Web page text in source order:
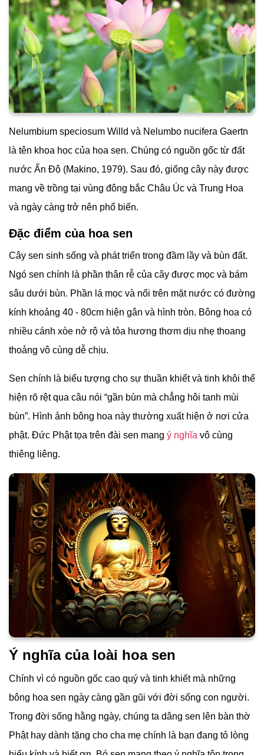
Nelumbium speciosum Willd và Nelumbo nucifera Gaertn
là tên khoa học của hoa sen. Chúng có nguồn gốc từ đất
nước Ấn Độ (Makino, 1979). Sau đó, giống cây này được
mang về trồng tại vùng đông bắc Châu Úc và Trung Hoa
và ngày càng trở nên phổ biến.
Đặc điểm của hoa sen
Cây sen sinh sống và phát triển trong đầm lầy và bùn đất.
Ngó sen chính là phần thân rễ của cây được mọc và bám
sâu dưới bùn. Phần lá mọc và nổi trên mặt nước có đường
kính khoảng 40 - 80cm hiện gân và hình tròn. Bông hoa có
nhiều cánh xòe nở rộ và tỏa hương thơm dịu nhẹ thoang
thoảng vô cùng dễ chịu.
Sen chính là biểu tượng cho sự thuần khiết và tinh khôi thể
hiện rõ rệt qua câu nói “gần bùn mà chẳng hôi tanh mùi
bùn”. Hình ảnh bông hoa này thường xuất hiện ở nơi cửa
phật. Đức Phật tọa trên đài sen mang ý nghĩa vô cùng
thiêng liêng.
Ý nghĩa của loài hoa sen
Chính vì có nguồn gốc cao quý và tinh khiết mà những
bông hoa sen ngày càng gần gũi với đời sống con người.
Trong đời sống hằng ngày, chúng ta dâng sen lên bàn thờ
Phật hay dành tặng cho cha mẹ chính là bạn đang tỏ lòng